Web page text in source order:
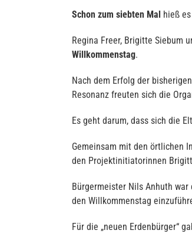
Schon zum siebten Mal hieß
Regina Freer, Brigitte Siebum
Willkommenstag.
Nach dem Erfolg der
Resonanz freuten sich die
Es geht darum, dass sich die
Gemeinsam mit den örtlichen
den Projektinitiatorinnen
Bürgermeister Nils Anhuth
den Willkommenstag
Für die „neuen Erdenbürger“